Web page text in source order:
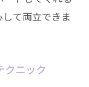
て両立できま
クニック